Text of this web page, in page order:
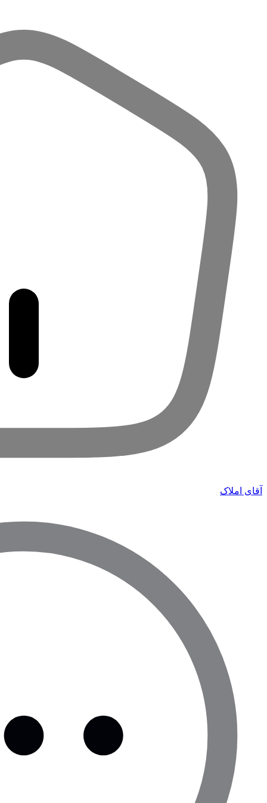
آقای املاک